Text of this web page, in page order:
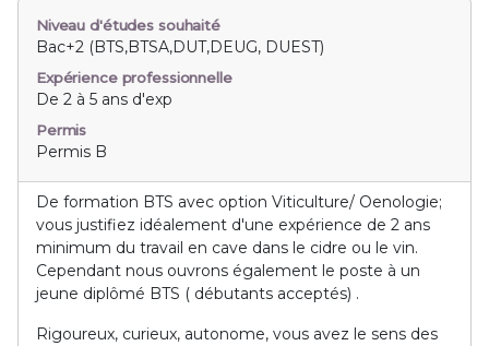
Niveau d'études souhaité
Bac+2 (BTS,BTSA,DUT,DEUG, DUEST)
Expérience professionnelle
De 2 à 5 ans d'exp
Permis
Permis B
De formation BTS avec option Viticulture/ Oenologie;
vous justifiez idéalement d'une expérience de 2 ans
minimum du travail en cave dans le cidre ou le vin.
Cependant nous ouvrons également le poste à un
jeune diplômé BTS ( débutants acceptés) .
Rigoureux, curieux, autonome, vous avez le sens des